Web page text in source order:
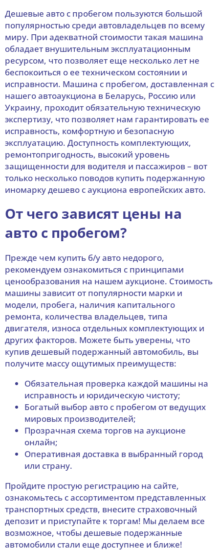
Дешевые авто с пробегом пользуются большой
популярностью среди автовладельцев по всему
миру. При адекватной стоимости такая машина
обладает внушительным эксплуатационным
ресурсом, что позволяет еще несколько лет не
беспокоиться о ее техническом состоянии и
исправности. Машина с пробегом, доставленная с
нашего автоаукциона в Беларусь, Россию или
Украину, проходит обязательную техническую
экспертизу, что позволяет нам гарантировать ее
исправность, комфортную и безопасную
эксплуатацию. Доступность комплектующих,
ремонтопригодность, высокий уровень
защищенности для водителя и пассажиров – вот
только несколько поводов купить подержанную
иномарку дешево с аукциона европейских авто.
От чего зависят цены на
авто с пробегом?
Прежде чем купить б/у авто недорого,
рекомендуем ознакомиться с принципами
ценообразования на нашем аукционе. Стоимость
машины зависит от популярности марки и
модели, пробега, наличия капитального
ремонта, количества владельцев, типа
двигателя, износа отдельных комплектующих и
других факторов. Можете быть уверены, что
купив дешевый подержанный автомобиль, вы
получите массу ощутимых преимуществ:
Обязательная проверка каждой машины на
исправность и юридическую чистоту;
Богатый выбор авто с пробегом от ведущих
мировых производителей;
Прозрачная схема торгов на аукционе
онлайн;
Оперативная доставка в выбранный город
или страну.
Пройдите простую регистрацию на сайте,
ознакомьтесь с ассортиментом представленных
транспортных средств, внесите страховочный
депозит и приступайте к торгам! Мы делаем все
возможное, чтобы дешевые подержанные
автомобили стали еще доступнее и ближе!